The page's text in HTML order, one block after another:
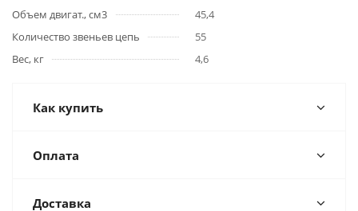
Объем двигат., см3
45,4
Количество звеньев цепь
55
Вес, кг
4,6
Как купить
Оплата
Доставка